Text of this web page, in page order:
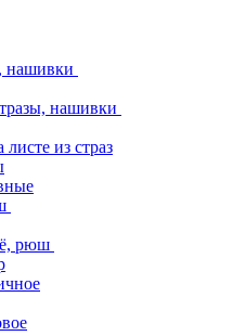
нашивки
нашивки
из страз
рюш